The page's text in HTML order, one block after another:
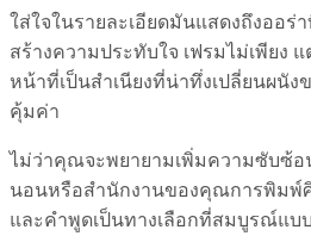
ใส่ใจในรายละเอียดมันแสดงถึงออร่
สร้างความประทับใจ เฟรมไม่เพียง
หน้าที่เป็นสำเนียงที่น่าทึ่งเปลี่ยนผนั
คุ้มค่า
ไม่ว่าคุณจะพยายามเพิ่มความซับซ้อ
นอนหรือสำนักงานของคุณการพิมพ์
และคำพูดเป็นทางเลือกที่สมบูรณ์แบ